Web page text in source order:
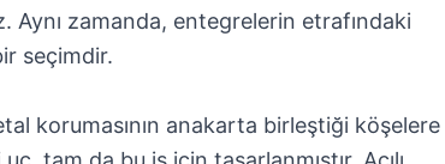
Aynı zamanda, entegrelerin etrafındaki
seçimdir.
korumasının anakarta birleştiği köşelere